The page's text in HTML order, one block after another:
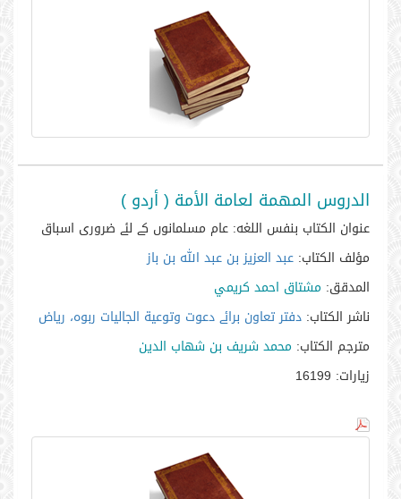
الدروس المهمة لعامة الأمة ( أردو )
عنوان الكتاب بنفس اللغه: عام مسلمانوں کے لئے ضروری اسباق
مؤلف الكتاب: عبد العزيز بن عبد الله بن باز
المدقق: مشتاق احمد كريمي
ناشر الكتاب: دفتر تعاون برائے دعوت وتوعية الجاليات ربوہ، رياض
مترجم الكتاب: محمد شريف بن شهاب الدين
زيارات: